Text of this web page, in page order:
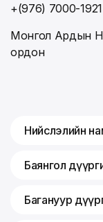
+(976) 7000-1921
Монгол Ардын
ордон
Нийслэлийн
Баянгол
Багануур